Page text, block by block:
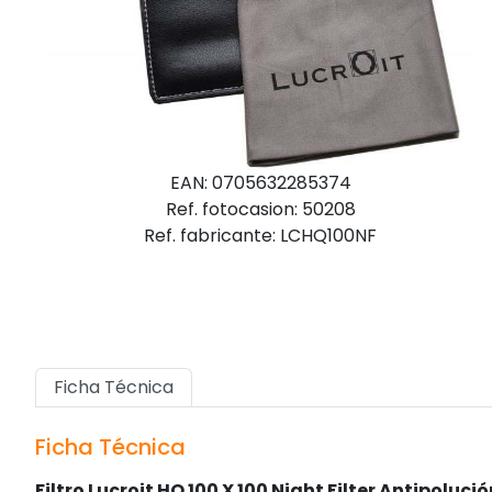
EAN: 0705632285374
Ref. fotocasion: 50208
Ref. fabricante: LCHQ100NF
Ficha Técnica
Ficha Técnica